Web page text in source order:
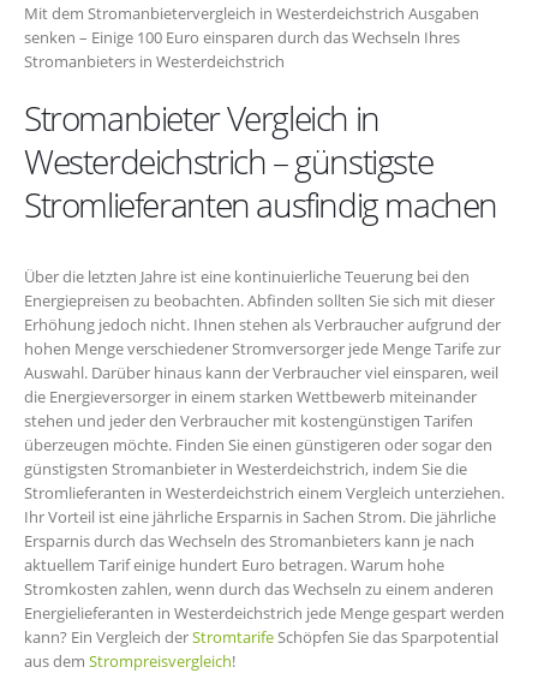
Mit dem Stromanbietervergleich in Westerdeichstrich Ausgaben
senken – Einige 100 Euro einsparen durch das Wechseln Ihres
Stromanbieters in Westerdeichstrich
Stromanbieter Vergleich in
Westerdeichstrich – günstigste
Stromlieferanten ausfindig machen
Über die letzten Jahre ist eine kontinuierliche Teuerung bei den
Energiepreisen zu beobachten. Abfinden sollten Sie sich mit dieser
Erhöhung jedoch nicht. Ihnen stehen als Verbraucher aufgrund der
hohen Menge verschiedener Stromversorger jede Menge Tarife zur
Auswahl. Darüber hinaus kann der Verbraucher viel einsparen, weil
die Energieversorger in einem starken Wettbewerb miteinander
stehen und jeder den Verbraucher mit kostengünstigen Tarifen
überzeugen möchte. Finden Sie einen günstigeren oder sogar den
günstigsten Stromanbieter in Westerdeichstrich, indem Sie die
Stromlieferanten in Westerdeichstrich einem Vergleich unterziehen.
Ihr Vorteil ist eine jährliche Ersparnis in Sachen Strom. Die jährliche
Ersparnis durch das Wechseln des Stromanbieters kann je nach
aktuellem Tarif einige hundert Euro betragen. Warum hohe
Stromkosten zahlen, wenn durch das Wechseln zu einem anderen
Energielieferanten in Westerdeichstrich jede Menge gespart werden
kann? Ein Vergleich derStromtarife Schöpfen Sie das Sparpotential
aus dem Strompreisvergleich!